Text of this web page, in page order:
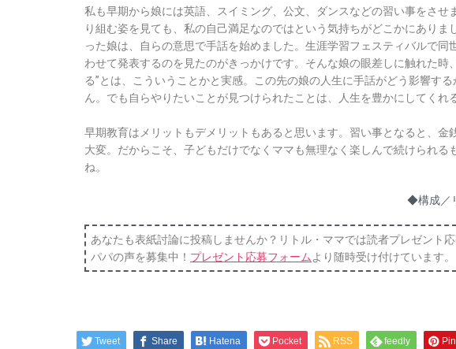
私も早期から娘には英語、スイミング、公文、ダンスなどの習い事をさせ
り組む姿を見ても、私の自己満足なのではという気持ちがどこかにありま
った娘は、自らの意思で手話を始めました。生涯学習フェスティバルで同
わせて発表するのを見たのがきっかけです。そんな娘の眼差しに触れた時
る”とは、こういうことかと実感。この先の娘の人生に手話がどう影響す
ん。でも自らやりたいことが見つけられたことは、人生を豊かにしてくれ
早期教育はメリットもデメリットもあると思います。習い事となると、金
大変。だからこそ、子どもだけでなくママも無理なく楽しんで続けられる
ね。
◆構成／
あなたも表紙討論に投稿しませんか？リトル・ママでは読者プレゼント
パパの声を募集中！ プレゼント応募フォームより随時受け付けています。
Tweet Share Hatena Pocket RSS feedly